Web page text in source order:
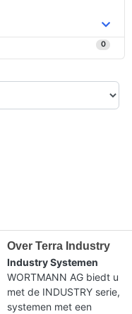
0
Over Terra Industry
Industry Systemen
WORTMANN AG biedt u
met de INDUSTRY serie,
systemen met een